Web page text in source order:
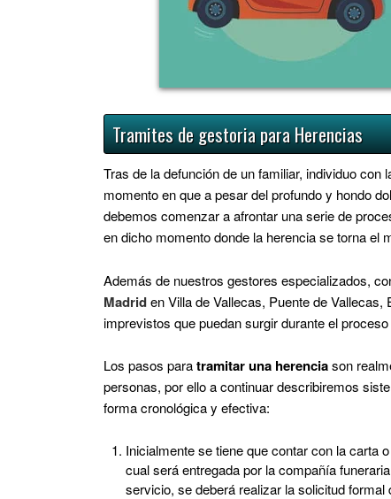
Tramites de gestoria para Herencias
Tras de la defunción de un familiar, individuo
momento en que a pesar del profundo y hondo
debemos comenzar a afrontar una serie de
en dicho momento donde la herencia se torna el
Además de nuestros gestores especializados,
Madriden Villa de Vallecas, Puente de
imprevistos que puedan surgir durante el
Los pasos paratramitar una herenciason
personas, por ello a continuar describiremos
forma cronológica y efectiva:
Inicialmente se tiene que contar con la carta
cual será entregada por la compañía
servicio, se deberá realizar la solicitud